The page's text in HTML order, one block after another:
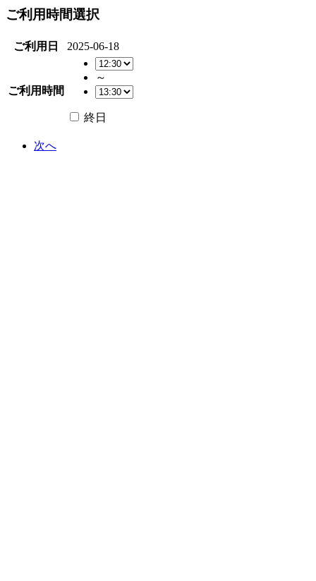
ご利用時間選択
ご利用日 2025-06-18
ご利用時間
～
終日
次へ